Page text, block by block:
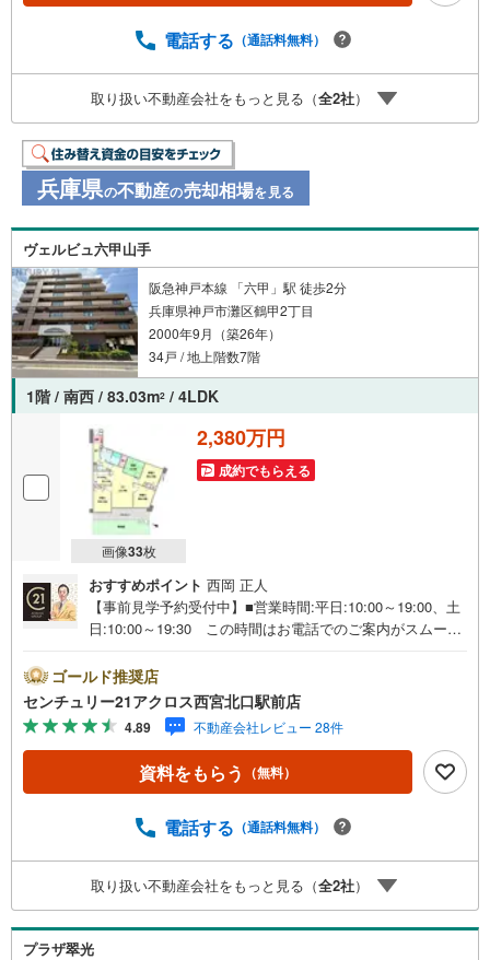
大歓迎です。 お子様連れでもご安心ください。■取り扱い
を取り扱っています。Yahoo！不動産に掲載しきれない物
件もご紹介できます。お気軽にお問合せください。弊社ホ
ームページへは「C21アクロス」で検索！
電話する （通話料無料）
取り扱い不動産会社をもっと見る（全2社）
兵庫県の不動産の売却相場を見る
ヴェルビュ六甲山手
阪急神戸本線 「六甲」駅 徒歩2分
兵庫県神戸市灘区鶴甲2丁目
2000年9月（築26年）
34戸 / 地上階数7階
1階 / 南西 / 83.03m2 / 4LDK
画像33枚
2,380万円
成約でもらえる
おすすめポイント 西岡 正人
【事前見学予約受付中】■営業時間:平日:10:00～19:00、土
日:10:00～19:30 この時間はお電話でのご案内がスムーズ
海まで見える眺望も楽しめます♪部屋数多く、4LDK！広々
とした専用庭付きです。○センチュリー21アクロスグルー
プの3つの特徴○■センチュリー21グループで28年連続No.1
（1997年～2024年兵庫地区仲介実績） 尼崎・伊丹・西
宮・宝塚にて8店舗展開中。阪神間での購入や売却は当店に
お任せ下さい■お客様駐車場、キッズスペース完備 8店舗
す。 お子様連れでもご安心ください。■取り扱い物件多数
っています。Yahoo！不動産に掲載しきれない物件もご紹
介できます。お気軽にお問合せください。弊社ホームペー
ジへは「C21アクロス」で検索！
ゴールド推奨店
センチュリー21アクロス西宮北口駅前店
4.89 不動産会社レビュー 28件
資料をもらう （無料）
電話する （通話料無料）
取り扱い不動産会社をもっと見る（全2社）
プラザ翠光